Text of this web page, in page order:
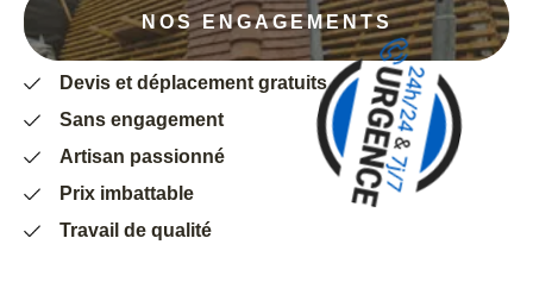
NOS ENGAGEMENTS
Devis et déplacement gratuits
Sans engagement
Artisan passionné
Prix imbattable
Travail de qualité